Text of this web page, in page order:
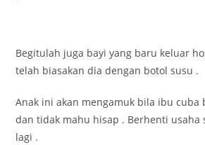
Begitulah juga bayi yang baru keluar
telah biasakan dia dengan botol susu .
Anak ini akan mengamuk bila ibu cuba
dan tidak mahu hisap . Berhenti usaha
lagi .